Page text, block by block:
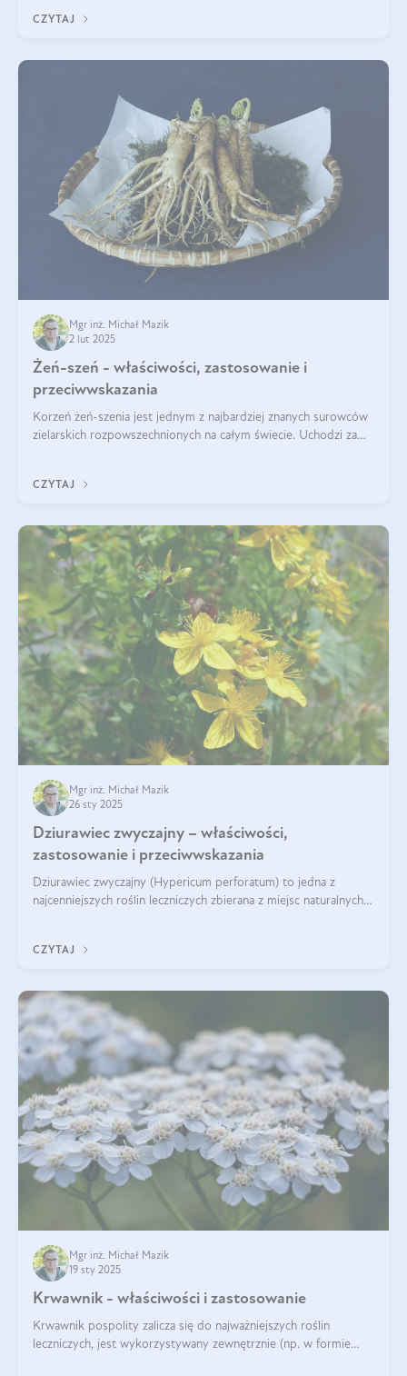
CZYTAJ
Mgr inż. Michał Mazik
2 lut 2025
Żeń-szeń - właściwości, zastosowanie i
przeciwwskazania
Korzeń żeń-szenia jest jednym z najbardziej znanych surowców
zielarskich rozpowszechnionych na całym świecie. Uchodzi za
CZYTAJ
Mgr inż. Michał Mazik
26 sty 2025
Dziurawiec zwyczajny – właściwości,
zastosowanie i przeciwwskazania
Dziurawiec zwyczajny (Hypericum perforatum) to jedna z
najcenniejszych roślin leczniczych zbierana z miejsc naturalnych i
CZYTAJ
Mgr inż. Michał Mazik
19 sty 2025
Krwawnik - właściwości i zastosowanie
Krwawnik pospolity zalicza się do najważniejszych roślin
leczniczych, jest wykorzystywany zewnętrznie (np. w formie